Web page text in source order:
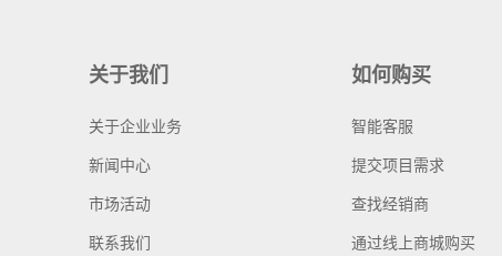
关于我们
关于企业业务
新闻中心
市场活动
联系我们
如何购买
智能客服
提交项目需求
查找经销商
通过线上商城购买